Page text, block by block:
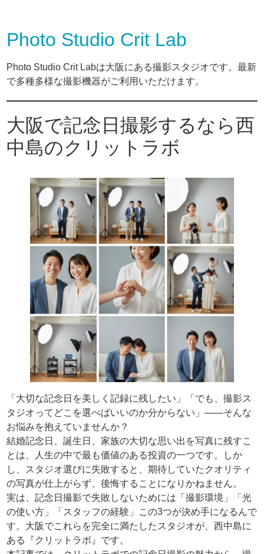
Photo Studio Crit Lab
Photo Studio Crit Labは大阪にある撮影スタジオです。最新
で多種多様な撮影機器がご利用いただけます。
大阪で記念日撮影するなら西
中島のクリットラボ
「大切な記念日を美しく記録に残したい」「でも、撮影ス
タジオってどこを選べばいいのか分からない」——そんな
お悩みを抱えていませんか？
結婚記念日、誕生日、家族の大切な思い出を写真に残すこ
とは、人生の中で最も価値のある投資の一つです。しか
し、スタジオ選びに失敗すると、期待していたクオリティ
の写真が仕上がらず、後悔することになりかねません。
実は、記念日撮影で失敗しないためには「撮影環境」「光
の使い方」「スタッフの経験」この3つが決め手になるんで
す。大阪でこれらを完全に満たしたスタジオが、西中島に
ある『クリットラボ』です。